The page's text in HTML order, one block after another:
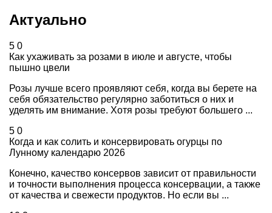
Актуально
5 0
Как ухаживать за розами в июле и августе, чтобы
пышно цвели
Розы лучше всего проявляют себя, когда вы берете на
себя обязательство регулярно заботиться о них и
уделять им внимание. Хотя розы требуют большего ...
5 0
Когда и как солить и консервировать огурцы по
Лунному календарю 2026
Конечно, качество консервов зависит от правильности
и точности выполнения процесса консервации, а также
от качества и свежести продуктов. Но если вы ...